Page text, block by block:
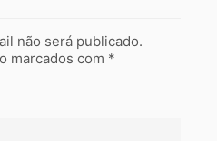
não será publicado.
marcados com *